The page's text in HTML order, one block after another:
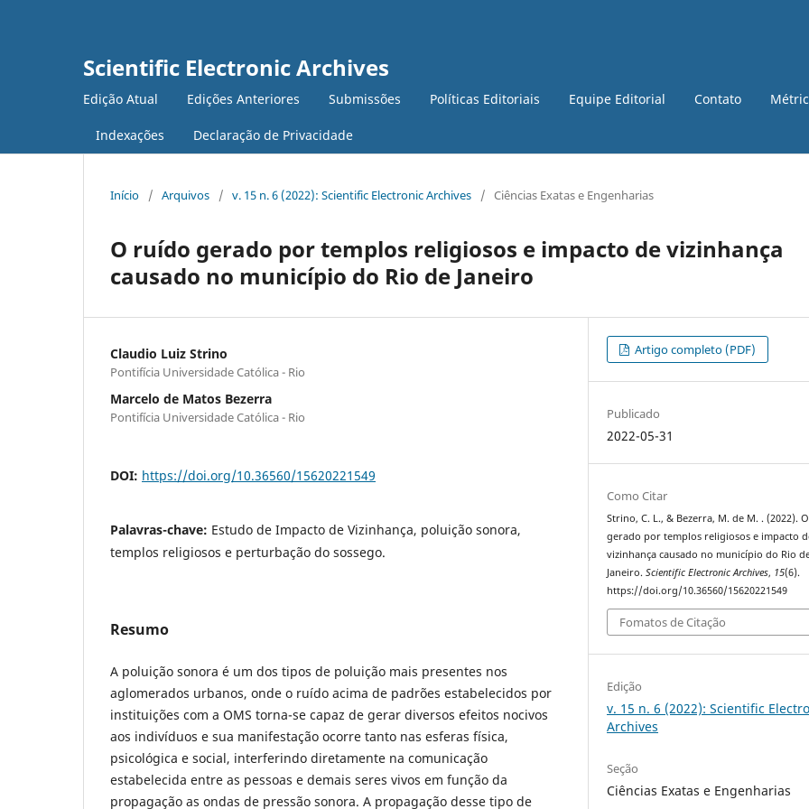
Scientific Electronic Archives
Edição Atual Edições Anteriores Submissões Políticas Editoriais Equipe Editorial Contato
Indexações Declaração de Privacidade
Início / Arquivos / v. 15 n. 6 (2022): Scientific Electronic Archives / Ciências Exatas e Engenharias
O ruído gerado por templos religiosos e impacto de vizinhança
causado no município do Rio de Janeiro
Claudio Luiz Strino
Pontifícia Universidade Católica - Rio
Marcelo de Matos Bezerra
Pontifícia Universidade Católica - Rio
DOI: https://doi.org/10.36560/15620221549
Palavras-chave: Estudo de Impacto de Vizinhança, poluição sonora,
templos religiosos e perturbação do sossego.
Resumo
A poluição sonora é um dos tipos de poluição mais presentes nos
aglomerados urbanos, onde o ruído acima de padrões estabelecidos por
instituições com a OMS torna-se capaz de gerar diversos efeitos nocivos
aos indivíduos e sua manifestação ocorre tanto nas esferas física,
psicológica e social, interferindo diretamente na comunicação
estabelecida entre as pessoas e demais seres vivos em função da
propagação as ondas de pressão sonora. A propagação desse tipo de
Artigo completo (PDF)
Publicado
2022-05-31
Como Citar
Strino, C. L., & Bezerra, M. de M. . (2022).
gerado por templos religiosos e impacto
vizinhança causado no município do Rio
Janeiro.Scientific Electronic Archives, 15(6).
https://doi.org/10.36560/15620221549
Fomatos de Citação
Edição
v. 15 n. 6 (2022): Scientific
Archives
Seção
Ciências Exatas e Engenharias